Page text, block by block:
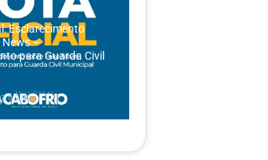
Esclarecimento
News –
para Guarda Civil